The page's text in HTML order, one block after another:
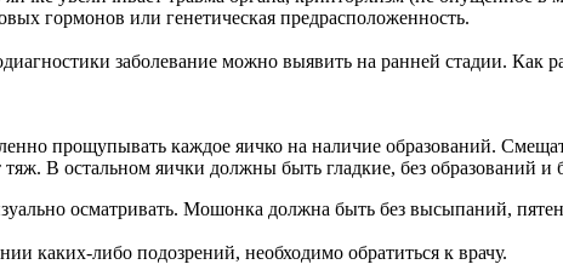
гормонов или генетическая предрасположенность.
заболевание можно выявить на ранней стадии. Как
прощупывать каждое яичко на наличие образований.
В остальном яички должны быть гладкие, без образований и
осматривать. Мошонка должна быть без высыпаний,
каких-либо подозрений, необходимо обратиться к врачу.